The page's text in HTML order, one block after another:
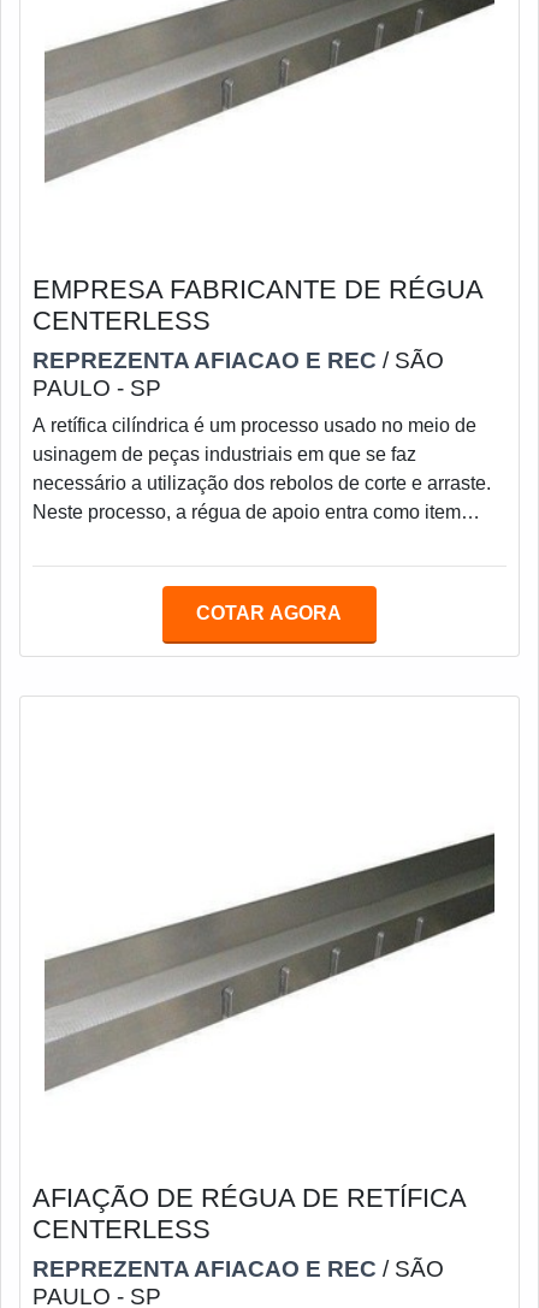
EMPRESA FABRICANTE DE RÉGUA
CENTERLESS
REPREZENTA AFIACAO E REC / SÃO
PAULO - SP
A retífica cilíndrica é um processo usado no meio de
usinagem de peças industriais em que se faz
necessário a utilização dos rebolos de corte e arraste.
Neste processo, a régua de apoio entra como item
passagem entre os rebolos.A régua de Centerless deve
desenvolve a ferramenta de acordo com as
COTAR AGORA
AFIAÇÃO DE RÉGUA DE RETÍFICA
CENTERLESS
REPREZENTA AFIACAO E REC / SÃO
PAULO - SP